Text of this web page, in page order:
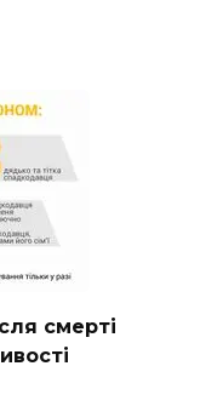
смерті